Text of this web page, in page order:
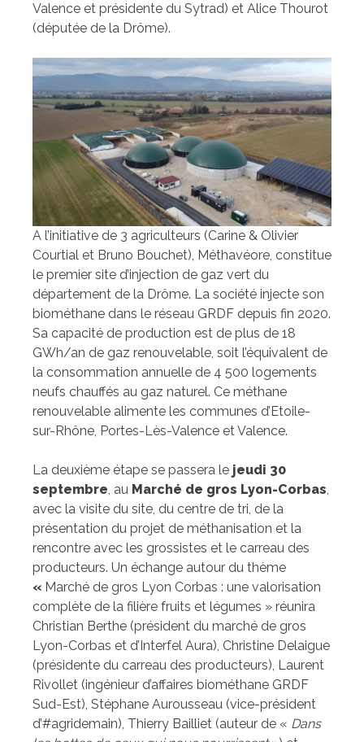
Valence et présidente du Sytrad) et Alice Thourot
(députée de la Drôme).
A l’initiative de 3 agriculteurs (Carine & Olivier
Courtial et Bruno Bouchet), Méthavéore, constitue
le premier site d’injection de gaz vert du
département de la Drôme. La société injecte son
biométhane dans le réseau GRDF depuis fin 2020.
Sa capacité de production est de plus de 18
GWh/an de gaz renouvelable, soit l’équivalent de
la consommation annuelle de 4 500 logements
neufs chauffés au gaz naturel. Ce méthane
renouvelable alimente les communes d’Etoile-
sur-Rhône, Portes-Lès-Valence et Valence.
La deuxième étape se passera le jeudi 30
septembre, au Marché de gros Lyon-Corbas,
avec la visite du site, du centre de tri, de la
présentation du projet de méthanisation et la
rencontre avec les grossistes et le carreau des
producteurs. Un échange autour du thème
« Marché de gros Lyon Corbas : une valorisation
complète de la filière fruits et légumes » réunira
Christian Berthe (président du marché de gros
Lyon-Corbas et d’Interfel Aura), Christine Delaigue
(présidente du carreau des producteurs), Laurent
Rivollet (ingénieur d’affaires biométhane GRDF
Sud-Est), Stéphane Aurousseau (vice-président
d’#agridemain), Thierry Bailliet (auteur de « Dans